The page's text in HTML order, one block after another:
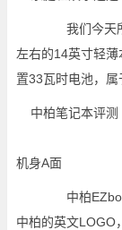
我们今天所
左右的14英寸轻
置33瓦时电池，属
机身A面
中柏
中柏的英文LOGO